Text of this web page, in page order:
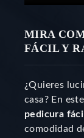
MIRA
FÁCIL Y
¿Quieres
casa? En
pedicura
comodidad